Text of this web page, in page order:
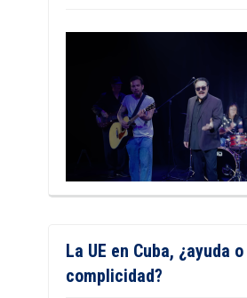
La UE en Cuba, ¿ayuda o
complicidad?